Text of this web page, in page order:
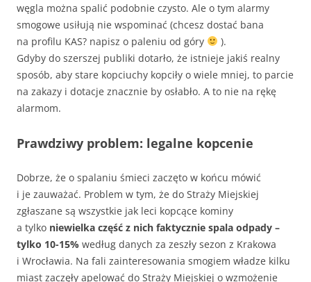
węgla można spalić podobnie czysto. Ale o tym alarmy
smogowe usiłują nie wspominać (chcesz dostać bana
na profilu KAS? napisz o paleniu od góry
).
Gdyby do szerszej publiki dotarło, że istnieje jakiś realny
sposób, aby stare kopciuchy kopciły o wiele mniej, to parcie
na zakazy i dotacje znacznie by osłabło. A to nie na rękę
alarmom.
Prawdziwy problem: legalne kopcenie
Dobrze, że o spalaniu śmieci zaczęto w końcu mówić
i je zauważać. Problem w tym, że do Straży Miejskiej
zgłaszane są wszystkie jak leci kopcące kominy
a tylko niewielka część z nich faktycznie spala odpady –
tylko 10-15% według danych za zeszły sezon z Krakowa
i Wrocławia. Na fali zainteresowania smogiem władze kilku
miast zaczęły apelować do Straży Miejskiej o wzmożenie